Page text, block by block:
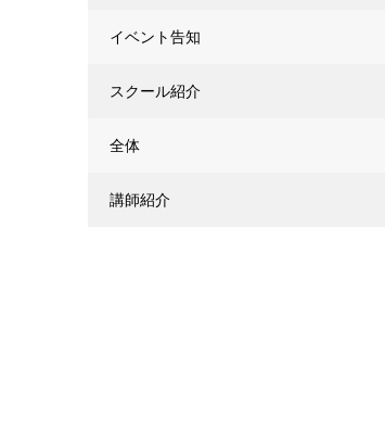
イベント告知
スクール紹介
全体
講師紹介